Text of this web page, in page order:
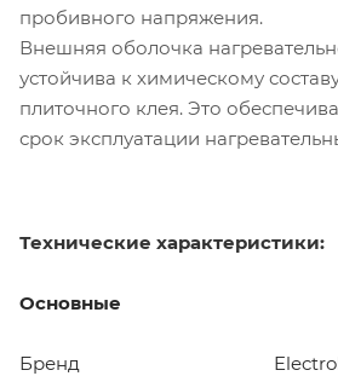
пробивного напряжения.
Внешняя оболочка
устойчива к химическому
плиточного клея. Это
срок эксплуатации
Технические характеристики:
Основные
Бренд